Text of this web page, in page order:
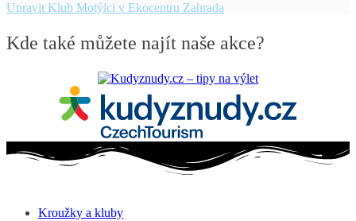
Upravit Klub Motýlci v Ekocentru Zahrada
Kde také můžete najít naše akce?
Kroužky a kluby